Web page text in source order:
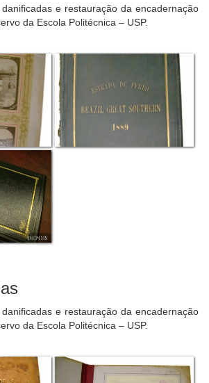
e restauração da encadernação
da Escola Politécnica – USP.
e restauração da encadernação
da Escola Politécnica – USP.